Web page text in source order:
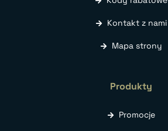
Kontakt z nami
Mapa strony
Produkty
Promocje